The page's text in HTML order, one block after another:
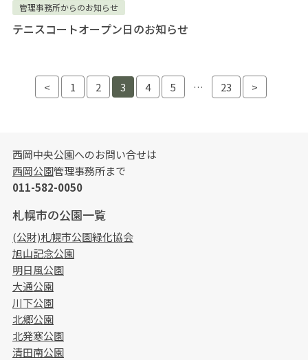
管理事務所からのお知らせ
テニスコートオープン日のお知らせ
< 1 2 3 4 5 … 23 >
西岡中央公園へのお問い合せは
西岡公園管理事務所まで
011-582-0050
札幌市の公園一覧
(公財)札幌市公園緑化協会
旭山記念公園
明日風公園
大通公園
川下公園
北郷公園
北発寒公園
清田南公園